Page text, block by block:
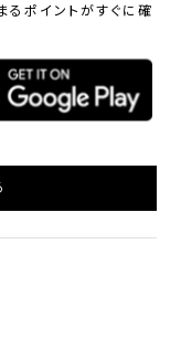
ポイントがすぐに確